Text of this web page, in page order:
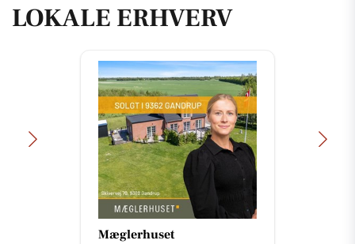
LOKALE ERHVERV
Mæglerhuset